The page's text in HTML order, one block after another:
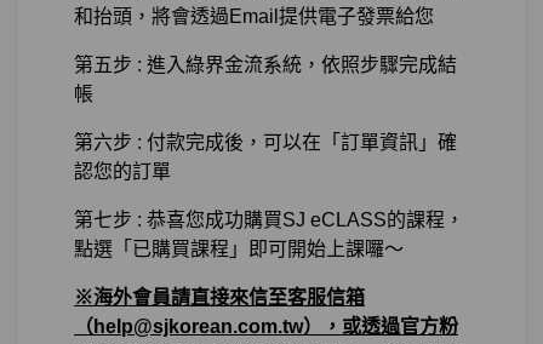
和抬頭，將會透過Email提供電子發票給您
第五步 : 進入綠界金流系統，依照步驟完成結
帳
第六步 : 付款完成後，可以在「訂單資訊」確
認您的訂單
第七步 : 恭喜您成功購買SJ eCLASS的課程，
點選「已購買課程」即可開始上課囉～
※海外會員請直接來信至客服信箱
（help@sjkorean.com.tw），或透過官方粉